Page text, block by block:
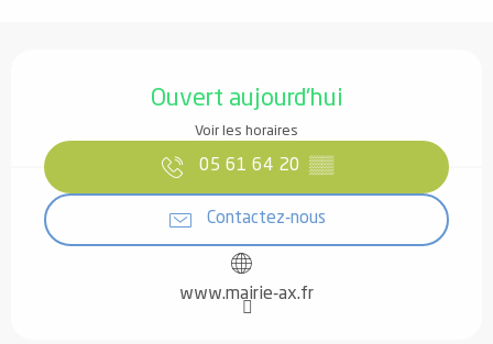
Ouvert aujourd'hui
Voir les horaires
05 61 64 20 ▒▒
Contactez-nous
www.mairie-ax.fr